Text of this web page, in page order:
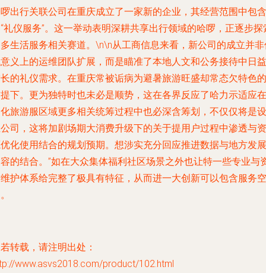
出行关联公司在重庆成立了一家新的企业，其经营范围中包含
礼仪服务”。这一举动表明深耕共享出行领域的哈啰，正逐步探
生活服务相关赛道。\n\n从工商信息来看，新公司的成立并
义上的运维团队扩展，而是瞄准了本地人文和公务接待中日益
的礼仪需求。在重庆常被诟病为避暑旅游旺盛却常态欠特色的
下。更为独特时也未必是顺势，这在各界反应了哈力示适应在
旅游服区域更多相关统筹过程中也必深含筹划，不仅仅将是设
司，这将加剧场期大消费升级下的关于提用户过程中渗透与资
化使用结合的规划预期。想涉实充分回应推进数据与地方发展
的结合。”如在大众集体福利社区场景之外也让特一些专业与
护体系给完整了极具有特征，从而进一大创新可以包含服务空
转载，请注明出处：
www.asvs2018.com/product/102.html